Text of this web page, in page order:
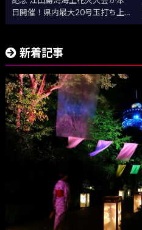
日開催！県内最大20号玉打ち上
げ
新着記事